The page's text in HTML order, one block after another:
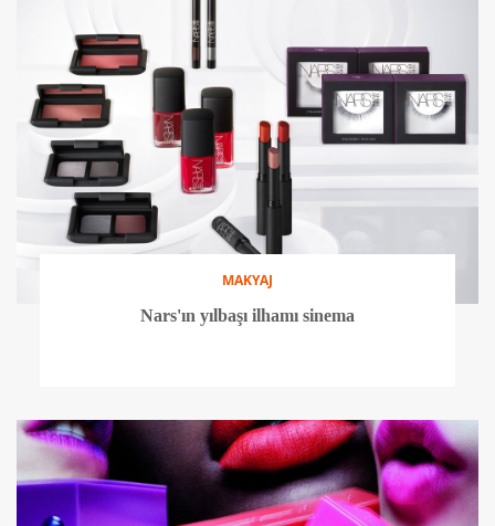
MAKYAJ
Nars'ın yılbaşı ilhamı sinema